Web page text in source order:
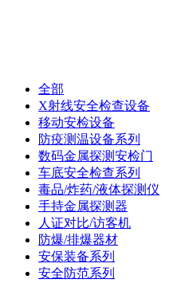
全部
X射线安全检查设备
移动安检设备
防疫测温设备系列
数码金属探测安检门
车底安全检查系列
毒品/炸药/液体探测仪
手持金属探测器
人证对比/访客机
防爆/排爆器材
安保装备系列
安全防范系列